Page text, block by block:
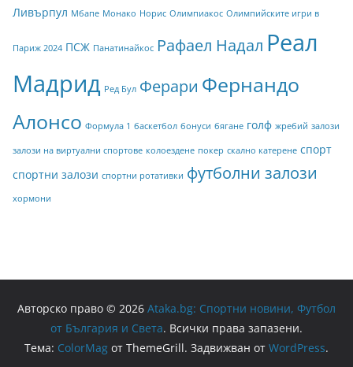
Ливърпул Мбапе Монако Норис Олимпиакос Олимпийските игри в
Париж 2024 ПСЖ Панатинайкос Рафаел Надал Реал
Мадрид Ред Бул Ферари Фернандо
Алонсо Формула 1 баскетбол бонуси бягане голф жребий залози
залози на виртуални спортове колоездене покер скално катерене спорт
спортни залози спортни ротативки футболни залози
хормони
Авторско право © 2026 Ataka.bg: Спортни новини, Футбол
от България и Света. Всички права запазени.
Тема: ColorMag от ThemeGrill. Задвижван от WordPress.